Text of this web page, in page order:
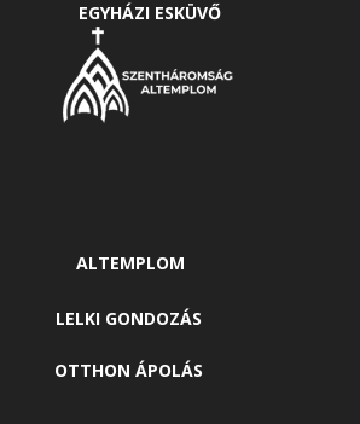
EGYHÁZI ESKÜVŐ
ALTEMPLOM
LELKI GONDOZÁS
OTTHON ÁPOLÁS